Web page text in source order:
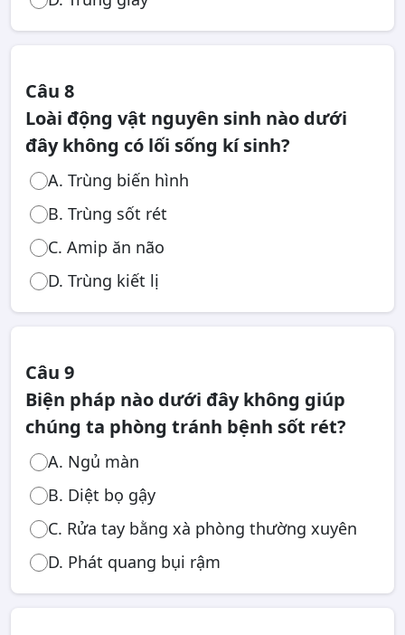
Câu 8
Loài động vật nguyên sinh nào dưới
đây không có lối sống kí sinh?
A. Trùng biến hình
B. Trùng sốt rét
C. Amip ăn não
D. Trùng kiết lị
Câu 9
Biện pháp nào dưới đây không giúp
chúng ta phòng tránh bệnh sốt rét?
A. Ngủ màn
B. Diệt bọ gậy
C. Rửa tay bằng xà phòng thường xuyên
D. Phát quang bụi rậm